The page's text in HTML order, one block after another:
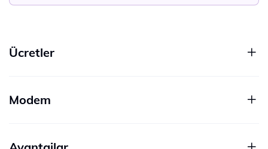
Ücretler
Modem